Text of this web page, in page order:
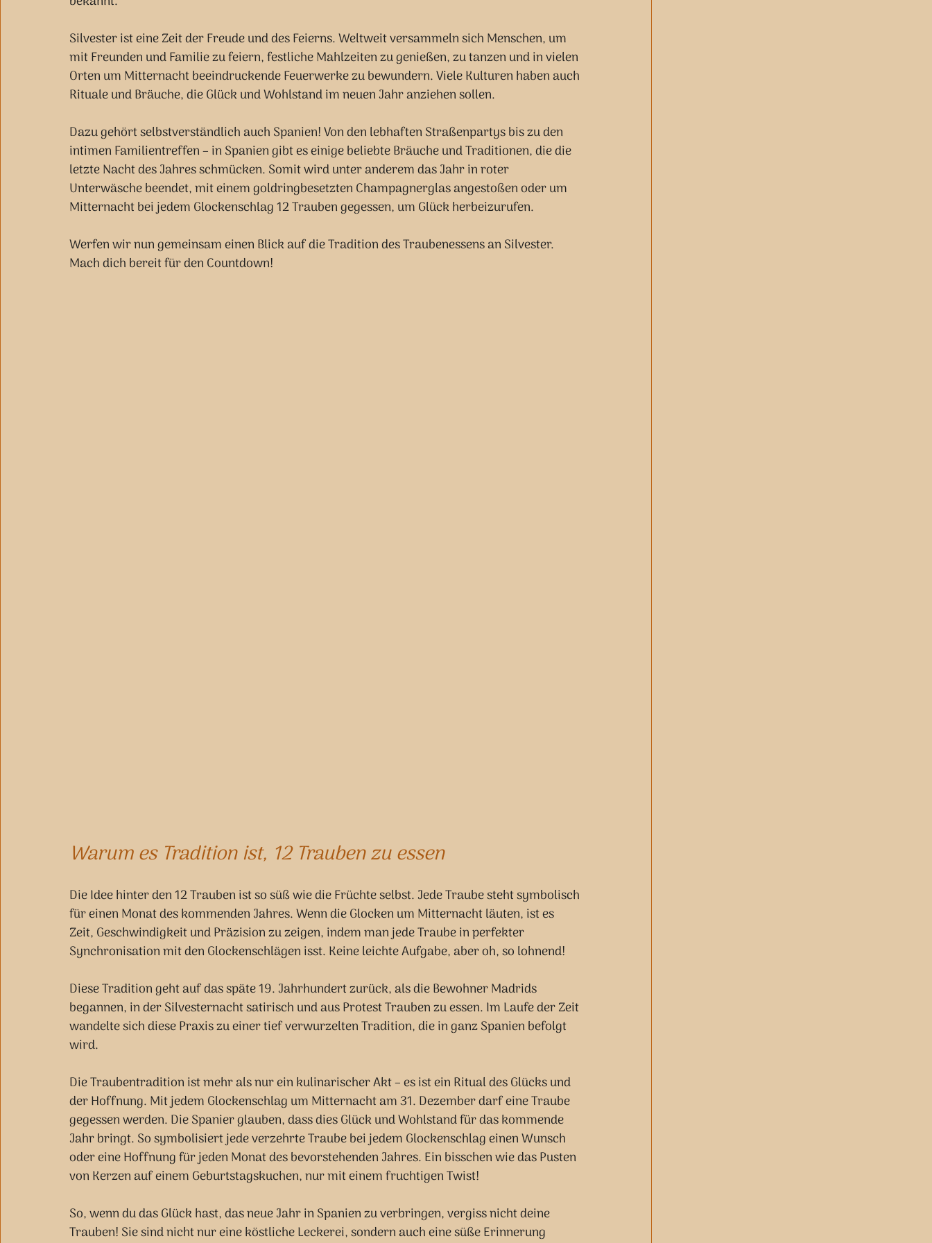
Silvester ist eine Zeit der Freude und des Feierns. Weltweit versammeln sich Menschen, um
mit Freunden und Familie zu feiern, festliche Mahlzeiten zu genießen, zu tanzen und in vielen
Orten um Mitternacht beeindruckende Feuerwerke zu bewundern. Viele Kulturen haben auch
Rituale und Bräuche, die Glück und Wohlstand im neuen Jahr anziehen sollen.
Dazu gehört selbstverständlich auch Spanien! Von den lebhaften Straßenpartys bis zu den
intimen Familientreffen – in Spanien gibt es einige beliebte Bräuche und Traditionen, die die
letzte Nacht des Jahres schmücken. Somit wird unter anderem das Jahr in roter
Unterwäsche beendet, mit einem goldringbesetzten Champagnerglas angestoßen oder um
Mitternacht bei jedem Glockenschlag 12 Trauben gegessen, um Glück herbeizurufen.
Werfen wir nun gemeinsam einen Blick auf die Tradition des Traubenessens an Silvester.
Mach dich bereit für den Countdown!
Warum es Tradition ist, 12 Trauben zu essen
Die Idee hinter den 12 Trauben ist so süß wie die Früchte selbst. Jede Traube steht symbolisch
für einen Monat des kommenden Jahres. Wenn die Glocken um Mitternacht läuten, ist es
Zeit, Geschwindigkeit und Präzision zu zeigen, indem man jede Traube in perfekter
Synchronisation mit den Glockenschlägen isst. Keine leichte Aufgabe, aber oh, so lohnend!
Diese Tradition geht auf das späte 19. Jahrhundert zurück, als die Bewohner Madrids
begannen, in der Silvesternacht satirisch und aus Protest Trauben zu essen. Im Laufe der Zeit
wandelte sich diese Praxis zu einer tief verwurzelten Tradition, die in ganz Spanien befolgt
wird.
Die Traubentradition ist mehr als nur ein kulinarischer Akt – es ist ein Ritual des Glücks und
der Hoffnung. Mit jedem Glockenschlag um Mitternacht am 31. Dezember darf eine Traube
gegessen werden. Die Spanier glauben, dass dies Glück und Wohlstand für das kommende
Jahr bringt. So symbolisiert jede verzehrte Traube bei jedem Glockenschlag einen Wunsch
oder eine Hoffnung für jeden Monat des bevorstehenden Jahres. Ein bisschen wie das Pusten
von Kerzen auf einem Geburtstagskuchen, nur mit einem fruchtigen Twist!
So, wenn du das Glück hast, das neue Jahr in Spanien zu verbringen, vergiss nicht deine
Trauben! Sie sind nicht nur eine köstliche Leckerei, sondern auch eine süße Erinnerung